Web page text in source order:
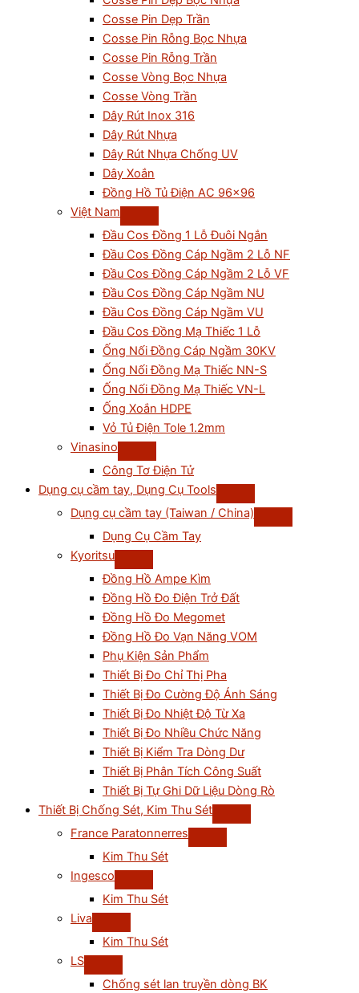
Cosse Pin Dẹp Trần
Cosse Pin Rỗng Bọc Nhựa
Cosse Pin Rỗng Trần
Cosse Vòng Bọc Nhựa
Cosse Vòng Trần
Dây Rút Inox 316
Dây Rút Nhựa
Dây Rút Nhựa Chống UV
Dây Xoắn
Đồng Hồ Tủ Điện AC 96×96
Việt Nam
Đầu Cos Đồng 1 Lỗ Đuôi Ngắn
Đầu Cos Đồng Cáp Ngầm 2 Lỗ NF
Đầu Cos Đồng Cáp Ngầm 2 Lỗ VF
Đầu Cos Đồng Cáp Ngầm NU
Đầu Cos Đồng Cáp Ngầm VU
Đầu Cos Đồng Mạ Thiếc 1 Lỗ
Ống Nối Đồng Cáp Ngầm 30KV
Ống Nối Đồng Mạ Thiếc NN-S
Ống Nối Đồng Mạ Thiếc VN-L
Ống Xoắn HDPE
Vỏ Tủ Điện Tole 1.2mm
Vinasino
Công Tơ Điện Tử
Dụng cụ cầm tay, Dụng Cụ Tools
Dụng cụ cầm tay (Taiwan / China)
Dụng Cụ Cầm Tay
Kyoritsu
Đồng Hồ Ampe Kìm
Đồng Hồ Đo Điện Trở Đất
Đồng Hồ Đo Megomet
Đồng Hồ Đo Vạn Năng VOM
Phụ Kiện Sản Phẩm
Thiết Bị Đo Chỉ Thị Pha
Thiết Bị Đo Cường Độ Ánh Sáng
Thiết Bị Đo Nhiệt Độ Từ Xa
Thiết Bị Đo Nhiều Chức Năng
Thiết Bị Kiểm Tra Dòng Dư
Thiết Bị Phân Tích Công Suất
Thiết Bị Tự Ghi Dữ Liệu Dòng Rò
Thiết Bị Chống Sét, Kim Thu Sét
France Paratonnerres
Kim Thu Sét
Ingesco
Kim Thu Sét
Liva
Kim Thu Sét
LS
Chống sét lan truyền dòng BK